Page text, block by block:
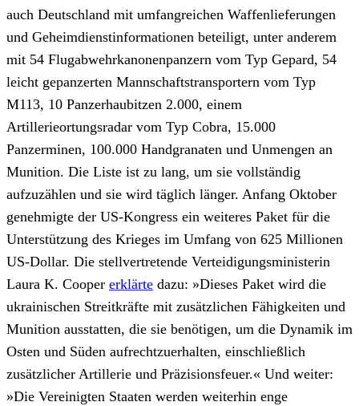
auch Deutschland mit umfangreichen Waffenlieferungen
und Geheimdienstinformationen beteiligt, unter anderem
mit 54 Flugabwehrkanonenpanzern vom Typ Gepard, 54
leicht gepanzerten Mannschaftstransportern vom Typ
M113, 10 Panzerhaubitzen 2.000, einem
Artillerieortungsradar vom Typ Cobra, 15.000
Panzerminen, 100.000 Handgranaten und Unmengen an
Munition. Die Liste ist zu lang, um sie vollständig
aufzuzählen und sie wird täglich länger. Anfang Oktober
genehmigte der US-Kongress ein weiteres Paket für die
Unterstützung des Krieges im Umfang von 625 Millionen
US-Dollar. Die stellvertretende Verteidigungsministerin
Laura K. Cooper erklärte dazu: »Dieses Paket wird die
ukrainischen Streitkräfte mit zusätzlichen Fähigkeiten und
Munition ausstatten, die sie benötigen, um die Dynamik im
Osten und Süden aufrechtzuerhalten, einschließlich
zusätzlicher Artillerie und Präzisionsfeuer.« Und weiter:
»Die Vereinigten Staaten werden weiterhin enge